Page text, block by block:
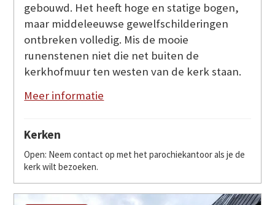
gebouwd. Het heeft hoge en statige bogen,
maar middeleeuwse gewelfschilderingen
ontbreken volledig. Mis de mooie
runenstenen niet die net buiten de
kerkhofmuur ten westen van de kerk staan.
Meer informatie
Kerken
Open: Neem contact op met het parochiekantoor als je de
kerk wilt bezoeken.